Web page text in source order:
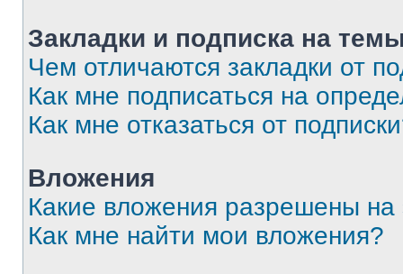
Закладки и подписка на
Чем отличаются закладки от
Как мне подписаться на
Как мне отказаться от
Вложения
Какие вложения разрешены
Как мне найти мои вложения?